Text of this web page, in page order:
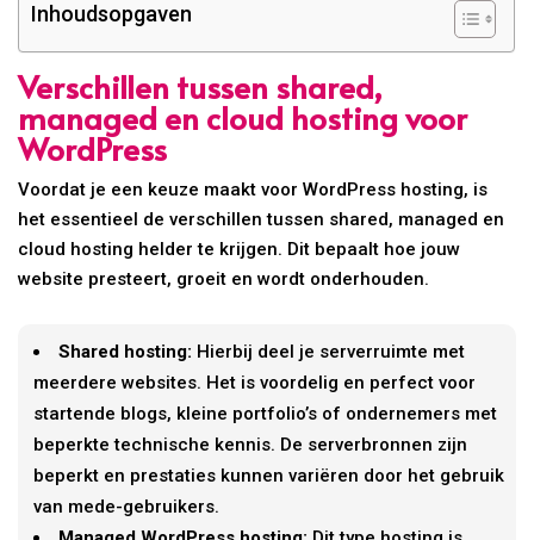
Inhoudsopgaven
Verschillen tussen shared,
managed en cloud hosting voor
WordPress
Voordat je een keuze maakt voor WordPress hosting, is
het essentieel de verschillen tussen shared, managed en
cloud hosting helder te krijgen. Dit bepaalt hoe jouw
website presteert, groeit en wordt onderhouden.
Shared hosting: Hierbij deel je serverruimte met
meerdere websites. Het is voordelig en perfect voor
startende blogs, kleine portfolio’s of ondernemers met
beperkte technische kennis. De serverbronnen zijn
beperkt en prestaties kunnen variëren door het gebruik
van mede-gebruikers.